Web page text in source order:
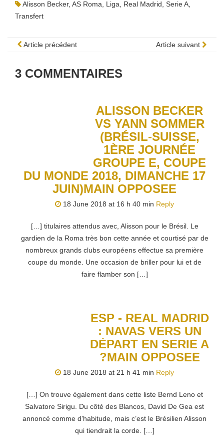
Alisson Becker, AS Roma Liga Real Madrid Serie A
Transfert
Article précédent Article suivant
3 COMMENTAIRES
ALISSON BECKER
VS YANN SOMMER
(BRÉSIL-SUISSE,
1ÈRE JOURNÉE
GROUPE E, COUPE
DU MONDE 2018, DIMANCHE 17
JUIN)MAIN OPPOSEE
18 June 2018 at 16 h 40 min Reply
[…] titulaires attendus avec, Alisson pour le Brésil. Le
gardien de la Roma très bon cette année et courtisé par de
nombreux grands clubs européens effectue sa première
coupe du monde. Une occasion de briller pour lui et de
faire flamber son […]
ESP - REAL MADRID
: NAVAS VERS UN
DÉPART EN SERIE A
?MAIN OPPOSEE
18 June 2018 at 21 h 41 min Reply
[…] On trouve également dans cette liste Bernd Leno et
Salvatore Sirigu. Du côté des Blancos, David De Gea est
annoncé comme d’habitude, mais c’est le Brésilien Alisson
qui tiendrait la corde. […]